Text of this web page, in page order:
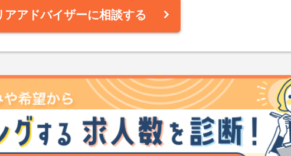
アアドバイザーに相談する